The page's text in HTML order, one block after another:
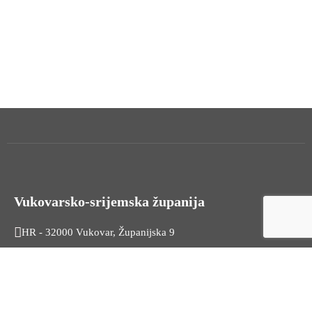
Vukovarsko-srijemska županija
HR - 32000 Vukovar, Županijska 9